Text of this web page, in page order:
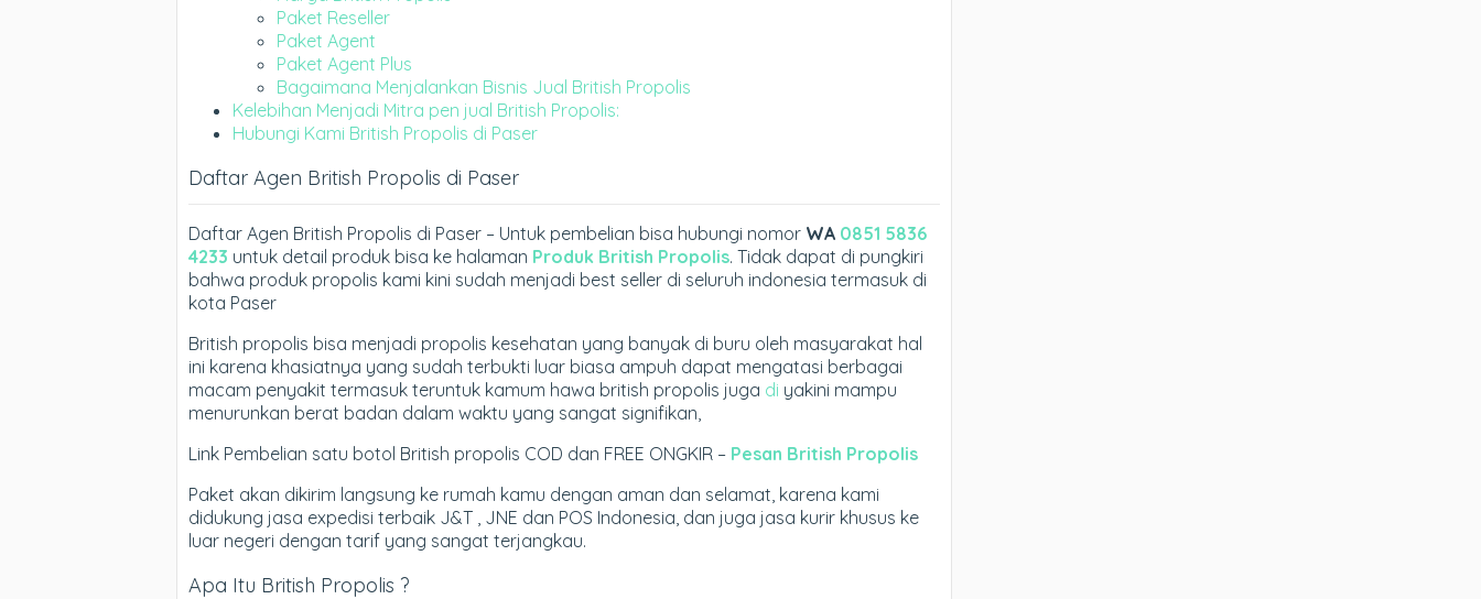
Paket Reseller
Paket Agent
Paket Agent Plus
Bagaimana Menjalankan Bisnis Jual British Propolis
Kelebihan Menjadi Mitra pen jual British Propolis:
Hubungi Kami British Propolis di Paser
Daftar Agen British Propolis di Paser
Daftar Agen British Propolis di Paser – Untuk pembelian bisa hubungi nomor WA 0851 5836
4233 untuk detail produk bisa ke halaman Produk British Propolis. Tidak dapat di pungkiri
bahwa produk propolis kami kini sudah menjadi best seller di seluruh indonesia termasuk di
kota Paser
British propolis bisa menjadi propolis kesehatan yang banyak di buru oleh masyarakat hal
ini karena khasiatnya yang sudah terbukti luar biasa ampuh dapat mengatasi berbagai
macam penyakit termasuk teruntuk kamum hawa british propolis juga di yakini mampu
menurunkan berat badan dalam waktu yang sangat signifikan,
Link Pembelian satu botol British propolis COD dan FREE ONGKIR – Pesan British Propolis
Paket akan dikirim langsung ke rumah kamu dengan aman dan selamat, karena kami
didukung jasa expedisi terbaik J&T , JNE dan POS Indonesia, dan juga jasa kurir khusus ke
luar negeri dengan tarif yang sangat terjangkau.
Apa Itu British Propolis ?